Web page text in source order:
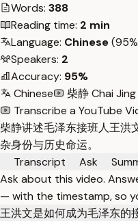
Words: 388
Reading time: 2 min
Language: Chinese
Speakers: 2
Accuracy: 95%
Chinese
柴静 Chai Jing
Transcribe a YouTube
柴静讲述毛泽东接班人王洪
杂身份与历史命运。
Transcript
Ask
Ask about this video.
— with the timestamp, so
王洪文是如何成为毛泽东的